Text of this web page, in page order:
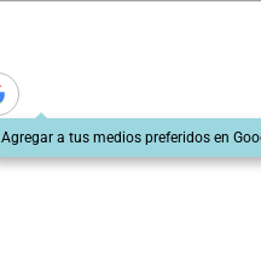
Agregar a tus medios preferidos en